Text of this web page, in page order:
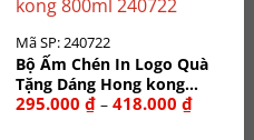
Mã SP: 240722
Bộ Ấm Chén In Logo Quà
Tặng Dáng Hong kong
800ml 240722
295.000 ₫ – 418.000 ₫Khoảng
giá: